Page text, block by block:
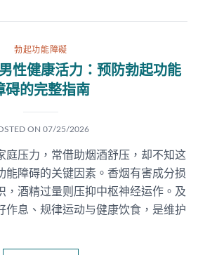
勃起功能障礙
性健康活力：预防勃起功能
碍的完整指南
ON 07/25/2026
庭压力，常借助烟酒舒压，却不知这
能障碍的关键因素。香烟有害成分损
，酒精过量则压抑中枢神经运作。及
作息、规律运动与健康饮食，是维护